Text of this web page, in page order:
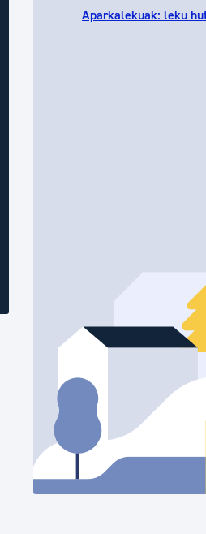
Aparkalekuak: leku